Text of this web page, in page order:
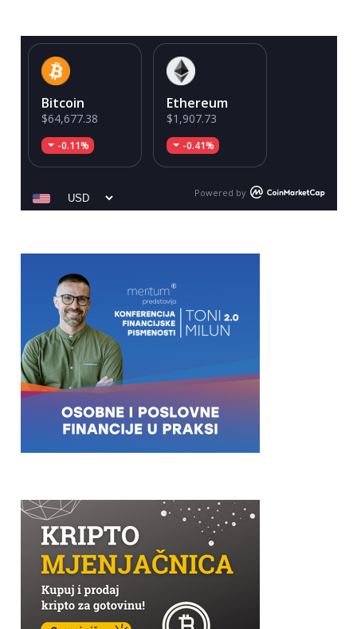
Bitcoin
$64,677.38
-0.11%
Ethereum
$1,907.73
-0.41%
Powered by